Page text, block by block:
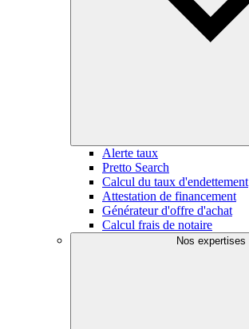
Alerte taux
Pretto Search
Calcul du taux d'endettement
Attestation de financement
Générateur d'offre d'achat
Calcul frais de notaire
Nos expertises